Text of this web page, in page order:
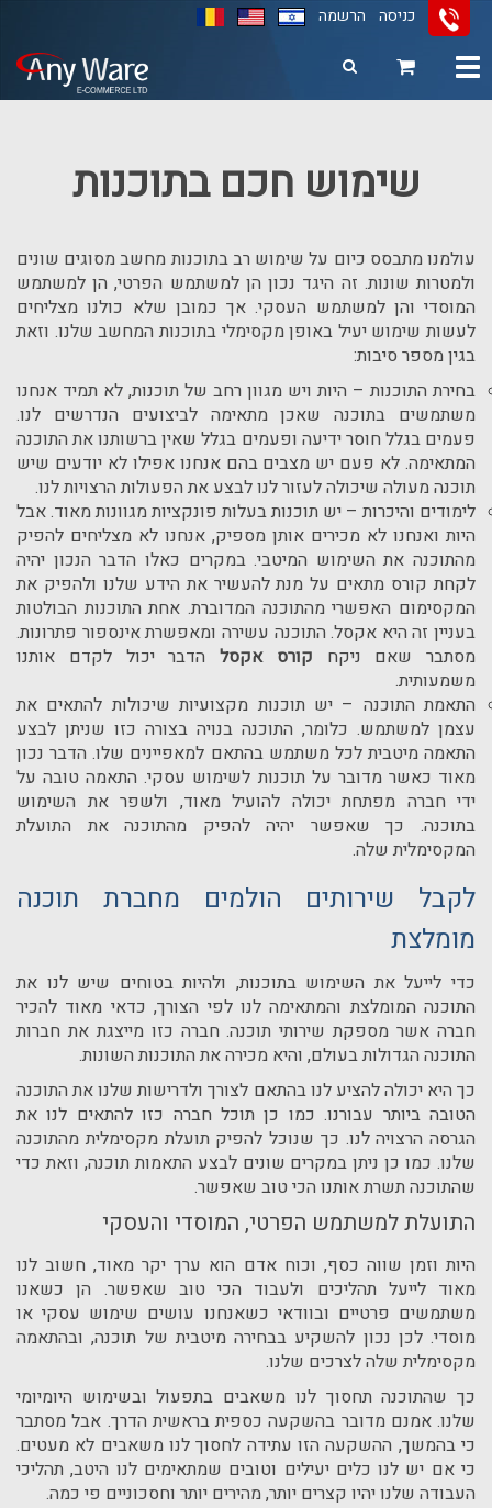
11
12
13
כניסה הרשמה
Toggle
שימוש חכם בתוכנות
עולמנו מתבסס כיום על שימוש רב בתוכנות מחשב מסוגים שונים
ולמטרות שונות. זה היגד נכון הן למשתמש הפרטי, הן למשתמש
המוסדי והן למשתמש העסקי. אך כמובן שלא כולנו מצליחים
לעשות שימוש יעיל באופן מקסימלי בתוכנות המחשב שלנו. וזאת
בגין מספר סיבות:
בחירת התוכנות – היות ויש מגוון רחב של תוכנות, לא תמיד אנחנו
משתמשים בתוכנה שאכן מתאימה לביצועים הנדרשים לנו.
פעמים בגלל חוסר ידיעה ופעמים בגלל שאין ברשותנו את התוכנה
המתאימה. לא פעם יש מצבים בהם אנחנו אפילו לא יודעים שיש
תוכנה מעולה שיכולה לעזור לנו לבצע את הפעולות הרצויות לנו.
לימודים והיכרות – יש תוכנות בעלות פונקציות מגוונות מאוד. אבל
היות ואנחנו לא מכירים אותן מספיק, אנחנו לא מצליחים להפיק
מהתוכנה את השימוש המיטבי. במקרים כאלו הדבר הנכון יהיה
לקחת קורס מתאים על מנת להעשיר את הידע שלנו ולהפיק את
המקסימום האפשרי מהתוכנה המדוברת. אחת התוכנות הבולטות
בעניין זה היא אקסל. התוכנה עשירה ומאפשרת אינספור פתרונות.
מסתבר שאם ניקח קורס אקסל הדבר יכול לקדם אותנו
משמעותית.
התאמת התוכנה – יש תוכנות מקצועיות שיכולות להתאים את
עצמן למשתמש. כלומר, התוכנה בנויה בצורה כזו שניתן לבצע
התאמה מיטבית לכל משתמש בהתאם למאפיינים שלו. הדבר נכון
מאוד כאשר מדובר על תוכנות לשימוש עסקי. התאמה טובה על
ידי חברה מפתחת יכולה להועיל מאוד, ולשפר את השימוש
בתוכנה. כך שאפשר יהיה להפיק מהתוכנה את התועלת
המקסימלית שלה.
לקבל שירותים הולמים מחברת תוכנה
מומלצת
כדי לייעל את השימוש בתוכנות, ולהיות בטוחים שיש לנו את
התוכנה המומלצת והמתאימה לנו לפי הצורך, כדאי מאוד להכיר
חברה אשר מספקת שירותי תוכנה. חברה כזו מייצגת את חברות
התוכנה הגדולות בעולם, והיא מכירה את התוכנות השונות.
כך היא יכולה להציע לנו בהתאם לצורך ולדרישות שלנו את התוכנה
הטובה ביותר עבורנו. כמו כן תוכל חברה כזו להתאים לנו את
הגרסה הרצויה לנו. כך שנוכל להפיק תועלת מקסימלית מהתוכנה
שלנו. כמו כן ניתן במקרים שונים לבצע התאמות תוכנה, וזאת כדי
שהתוכנה תשרת אותנו הכי טוב שאפשר.
התועלת למשתמש הפרטי, המוסדי והעסקי
היות וזמן שווה כסף, וכוח אדם הוא ערך יקר מאוד, חשוב לנו
מאוד לייעל תהליכים ולעבוד הכי טוב שאפשר. הן כשאנו
משתמשים פרטיים ובוודאי כשאנחנו עושים שימוש עסקי או
מוסדי. לכן נכון להשקיע בבחירה מיטבית של תוכנה, ובהתאמה
מקסימלית שלה לצרכים שלנו.
כך שהתוכנה תחסוך לנו משאבים בתפעול ובשימוש היומיומי
שלנו. אמנם מדובר בהשקעה כספית בראשית הדרך. אבל מסתבר
כי בהמשך, ההשקעה הזו עתידה לחסוך לנו משאבים לא מעטים.
כי אם יש לנו כלים יעילים וטובים שמתאימים לנו היטב, תהליכי
העבודה שלנו יהיו קצרים יותר, מהירים יותר וחסכוניים פי כמה.